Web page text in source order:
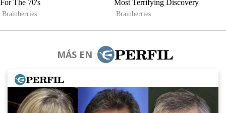
MÁS EN